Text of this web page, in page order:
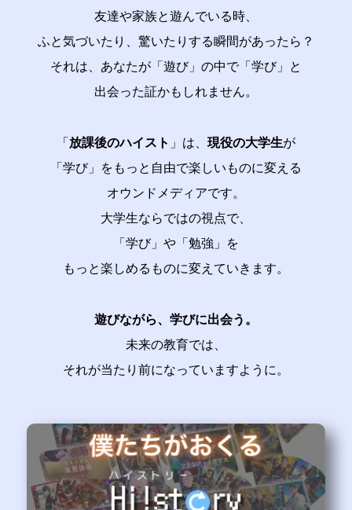
友達や家族と遊んでいる時、
ふと気づいたり、驚いたりする瞬間があったら？
それは、あなたが「遊び」の中で「学び」と
出会った証かもしれません。​​​
「放課後のハイスト 」は、 現役の大学生が
「学び」をもっと自由で楽しいものに変える
オウンドメディアです。
大学生ならではの視点で、
「学び」や「勉強」を
もっと楽しめるものに変えていきます。
遊びながら、学びに出会う。
未来の教育では、
それが当たり前になっていますように。​​